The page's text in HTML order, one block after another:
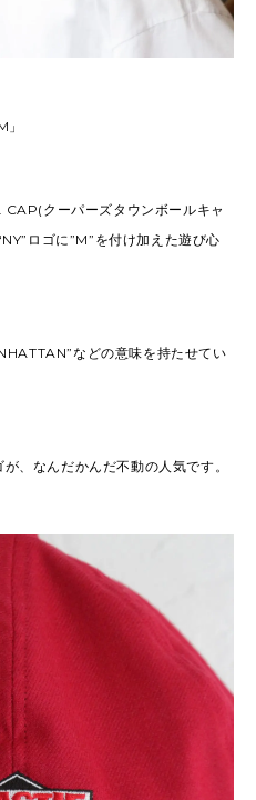
クーパーズタウンボールキャ
ロゴに”M”を付け加えた遊び心
などの意味を持たせてい
、なんだかんだ不動の人気です。